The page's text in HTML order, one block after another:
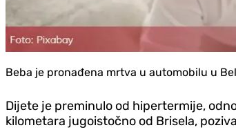
Beba je pronađena mrtva u automobilu u
Dijete je preminulo od hipertermije,
kilometara jugoistočno od Brisela,